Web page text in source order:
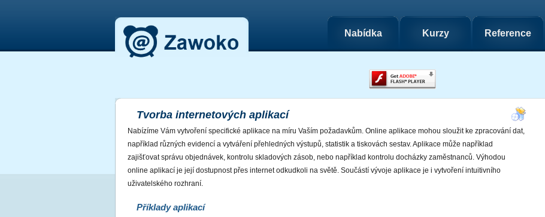
Nabídka Kurzy Reference
Tvorba internetových aplikací
Nabízíme Vám vytvoření specifické aplikace na míru Vaším požadavkům. Online aplikace mohou sloužit ke zpracování dat,
například různých evidencí a vytváření přehledných výstupů, statistik a tiskovách sestav. Aplikace může například
zajišťovat správu objednávek, kontrolu skladových zásob, nebo například kontrolu docházky zaměstnanců. Výhodou
online aplikací je její dostupnost přes internet odkudkoli na světě. Součástí vývoje aplikace je i vytvoření intuitivního
uživatelského rozhraní.
Příklady aplikací